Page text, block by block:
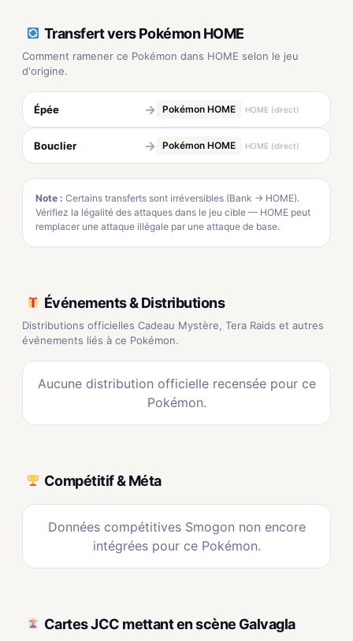
Transfert vers Pokémon HOME
Comment ramener ce Pokémon dans HOME selon le jeu
d'origine.
Épée → Pokémon HOME HOME (direct)
Bouclier → Pokémon HOME HOME (direct)
Note : Certains transferts sont irréversibles (Bank → HOME).
Vérifiez la légalité des attaques dans le jeu cible — HOME peut
remplacer une attaque illégale par une attaque de base.
Événements & Distributions
Distributions officielles Cadeau Mystère, Tera Raids et autres
événements liés à ce Pokémon.
Aucune distribution officielle recensée pour ce
Pokémon.
Compétitif & Méta
Données compétitives Smogon non encore
intégrées pour ce Pokémon.
Cartes JCC mettant en scène Galvagla